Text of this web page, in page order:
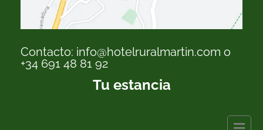
Contacto: info@hotelruralmartin.com o
+34 691 48 81 92
Tu estancia